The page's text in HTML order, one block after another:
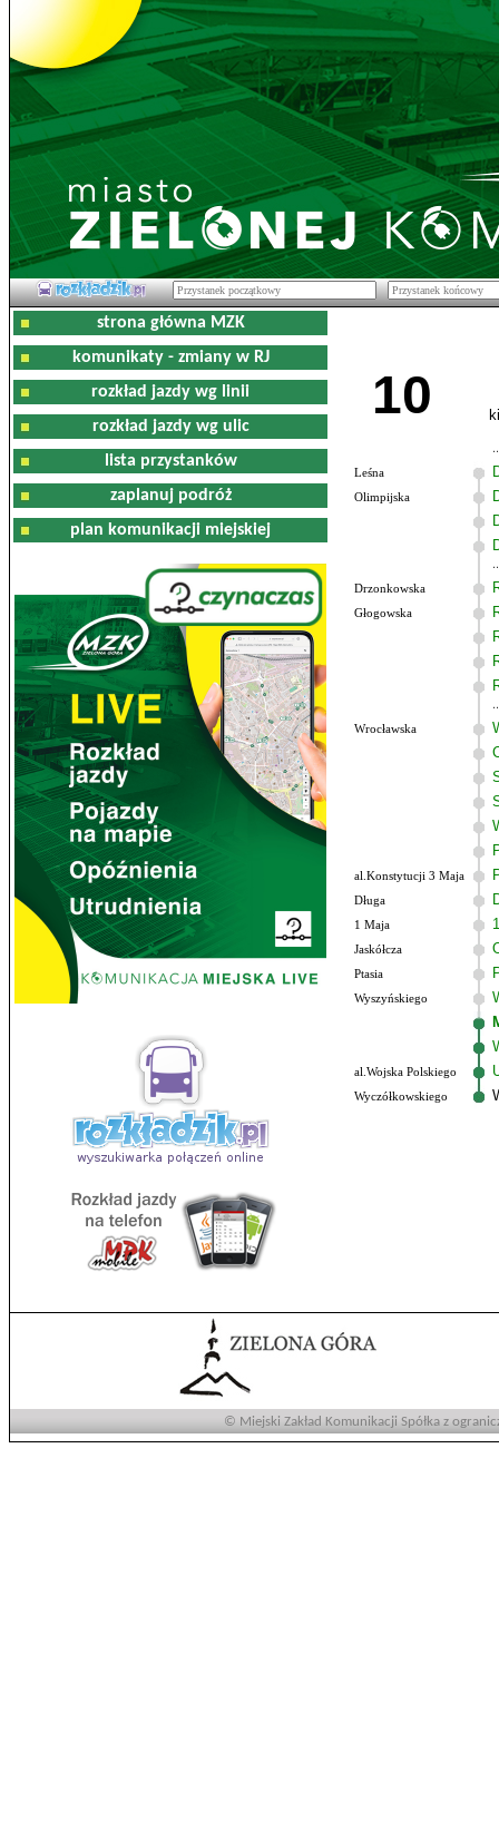
strona główna MZK
komunikaty - zmiany w RJ
rozkład jazdy wg linii
rozkład jazdy wg ulic
lista przystanków
zaplanuj podróż
plan komunikacji miejskiej
10
Leśna
Olimpijska
Drzonkowska
Głogowska
Wrocławska
al.Konstytucji 3 Maja
Długa
1 Maja
Jaskółcza
Ptasia
Wyszyńskiego
al.Wojska Polskiego
Wyczółkowskiego
© Miejski Zakład Komunikacji Spółka z